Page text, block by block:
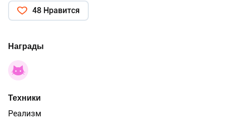
48 Нравится
Награды
Техники
Реализм